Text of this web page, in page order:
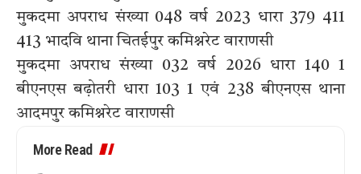
मुकदमा अपराध संख्या 048 वर्ष 2023 धारा 379 411
413 भादवि थाना चितईपुर कमिश्नरेट वाराणसी
मुकदमा अपराध संख्या 032 वर्ष 2026 धारा 140 1
बीएनएस बढ़ोतरी धारा 103 1 एवं 238 बीएनएस थाना
आदमपुर कमिश्नरेट वाराणसी
More Read